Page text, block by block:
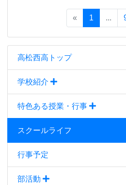
高松西高トップ
学校紹介
特色ある授業・行事
スクールライフ
行事予定
部活動
« 1 ...